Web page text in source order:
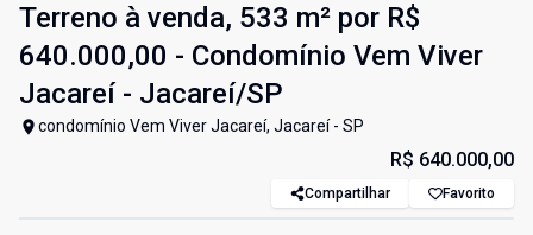
Terreno à venda, 533 m² por R$
640.000,00 - Condomínio Vem Viver
Jacareí - Jacareí/SP
condomínio Vem Viver Jacareí, Jacareí - SP
R$ 640.000,00
Compartilhar Favorito